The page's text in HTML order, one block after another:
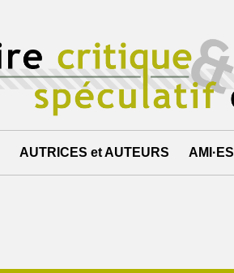
AUTRICES et AUTEURS AMI·ES